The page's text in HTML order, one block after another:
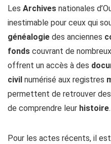
Les Archives nationales
inestimable pour ceux qui
généalogie des anciennes
fonds couvrant de nombreux
offrent un accès à des
civil numérisé aux registres
permettent de retrouver des
de comprendre leur histoire.
Pour les actes récents, il